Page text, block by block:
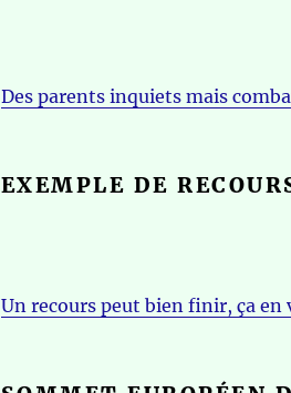
Des parents inquiets mais
EXEMPLE DE
Un recours peut bien finir, ça en